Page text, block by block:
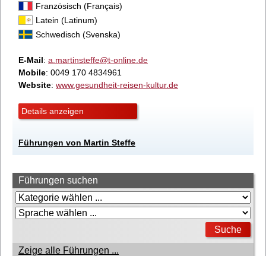
Französisch (Français)
Latein (Latinum)
Schwedisch (Svenska)
E-Mail: a.martinsteffe@t-online.de
Mobile: 0049 170 4834961
Website: www.gesundheit-reisen-kultur.de
Details anzeigen
Führungen von Martin Steffe
Führungen suchen
Zeige alle Führungen ...